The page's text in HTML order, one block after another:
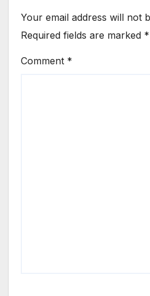
Your email address will not
Required fields are marked *
Comment *